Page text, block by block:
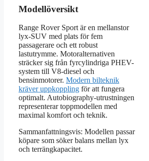
Modellöversikt
Range Rover Sport är en mellanstor
lyx-SUV med plats för fem
passagerare och ett robust
lastutrymme. Motoralternativen
sträcker sig från fyrcylindriga PHEV-
system till V8-diesel och
bensinmotorer. Modern bilteknik
kräver uppkoppling för att fungera
optimalt. Autobiography-utrustningen
representerar toppmodellen med
maximal komfort och teknik.
Sammanfattningsvis: Modellen passar
köpare som söker balans mellan lyx
och terrängkapacitet.